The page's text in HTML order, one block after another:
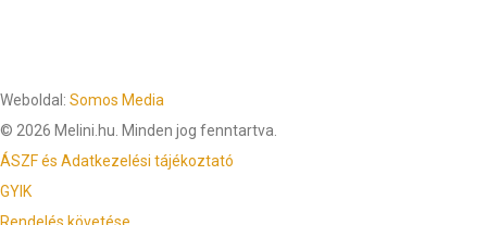
Weboldal: Somos Media
© 2026 Melini.hu. Minden jog fenntartva.
ÁSZF és Adatkezelési tájékoztató
GYIK